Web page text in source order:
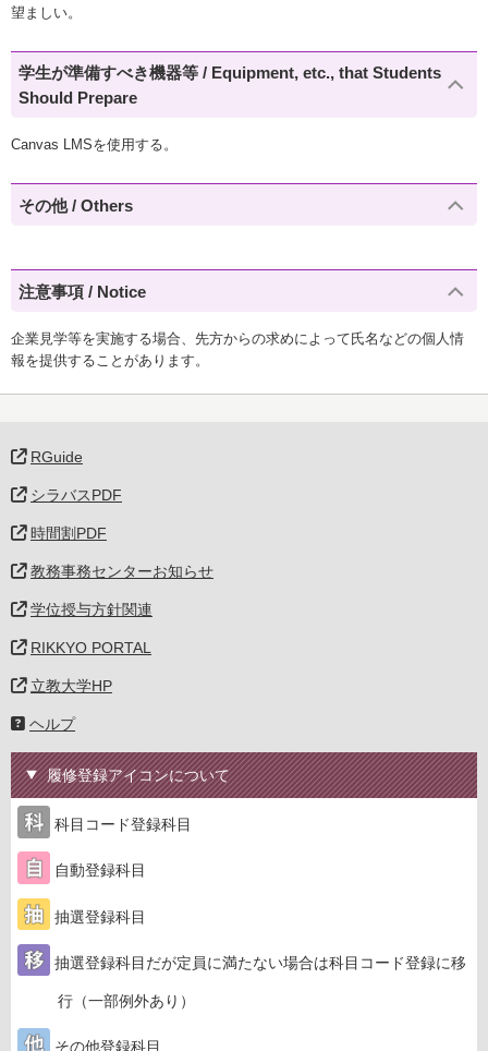
望ましい。
学生が準備すべき機器等 / Equipment, etc., that Students
Should Prepare
Canvas LMSを使用する。
その他 / Others
注意事項 / Notice
企業見学等を実施する場合、先方からの求めによって氏名などの個人情
報を提供することがあります。
RGuide
シラバスPDF
時間割PDF
教務事務センターお知らせ
学位授与方針関連
RIKKYO PORTAL
立教大学HP
ヘルプ
履修登録アイコンについて
科目コード登録科目
自動登録科目
抽選登録科目
抽選登録科目だが定員に満たない場合は科目コード登録に移
行（一部例外あり）
その他登録科目